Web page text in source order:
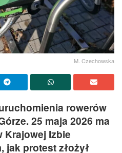
M. Czechowska
rowerów
25 maja 2026 ma
Krajowej Izbie
jak protest złożył